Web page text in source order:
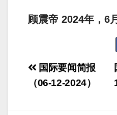
顾震帝 2024年，6
Post
navigation
国际要闻简报
（06-12-2024）